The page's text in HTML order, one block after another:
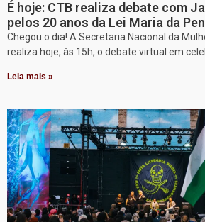
É hoje: CTB realiza debate com
pelos 20 anos da Lei Maria da
Chegou o dia! A Secretaria Nacional da
realiza hoje, às 15h, o debate virtual em
Leia mais »